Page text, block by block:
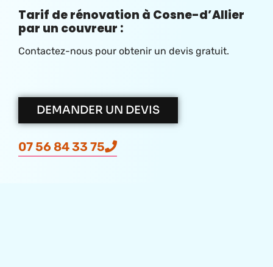
Tarif de rénovation à Cosne-d’Allier
par un couvreur :
Contactez-nous pour obtenir un devis gratuit.
DEMANDER UN DEVIS
07 56 84 33 75